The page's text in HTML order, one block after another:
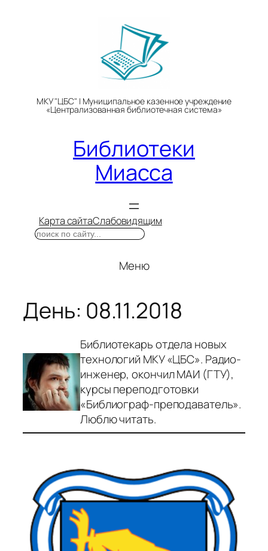
МКУ "ЦБС" | Муниципальное казенное учреждение
«Централизованная библиотечная система»
Библиотеки
Миасса
Карта сайтаСлабовидящим
Поиск
Меню
День: 08.11.2018
Библиотекарь отдела новых
технологий МКУ «ЦБС». Радио-
инженер, окончил МАИ (ГТУ),
курсы переподготовки
«Библиограф-преподаватель».
Люблю читать.